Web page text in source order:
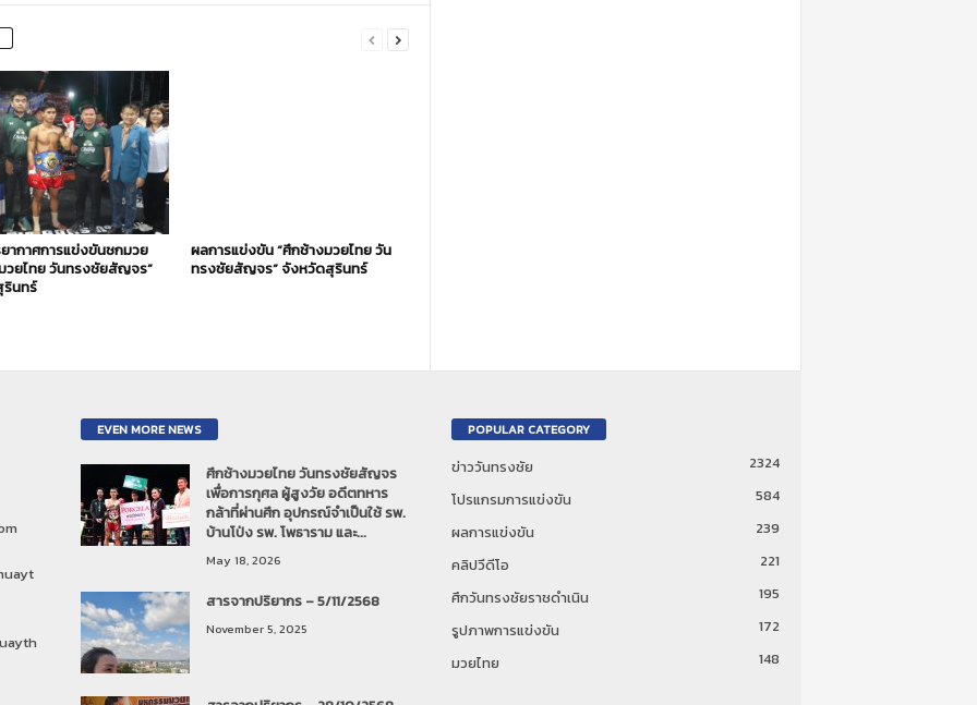
ากาศการแข่งขันชกมวย
วยไทย วันทรงชัยสัญจร”
นทร์
ผลการแข่งขัน “ศึกช้างมวยไทย วัน
ทรงชัยสัญจร” จังหวัดสุรินทร์
EVEN MORE NEWS
ศึกช้างมวยไทย วันทรงชัยสัญจร
เพื่อการกุศล ผู้สูงวัย อดีตทหาร
กล้าที่ผ่านศึก อุปกรณ์จำเป็นใช้ รพ.
บ้านโป่ง รพ. โพธาราม และ...
May 18, 2026
สารจากปริยากร – 5/11/2568
November 5, 2025
POPULAR CATEGORY
ข่าววันทรงชัย
2324
โปรแกรมการแข่งขัน
584
ผลการแข่งขัน
239
คลิปวีดีโอ
221
ศึกวันทรงชัยราชดำเนิน
195
รูปภาพการแข่งขัน
172
มวยไทย
148